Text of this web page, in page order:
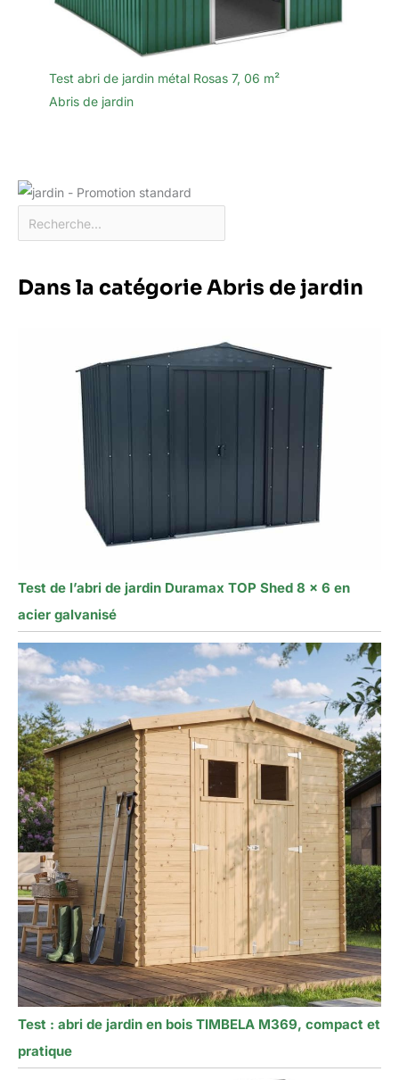
Test abri de jardin métal Rosas 7, 06 m²
Abris de jardin
Dans la catégorie Abris de jardin
Test de l’abri de jardin Duramax TOP Shed 8 x 6 en
acier galvanisé
Test : abri de jardin en bois TIMBELA M369, compact et
pratique